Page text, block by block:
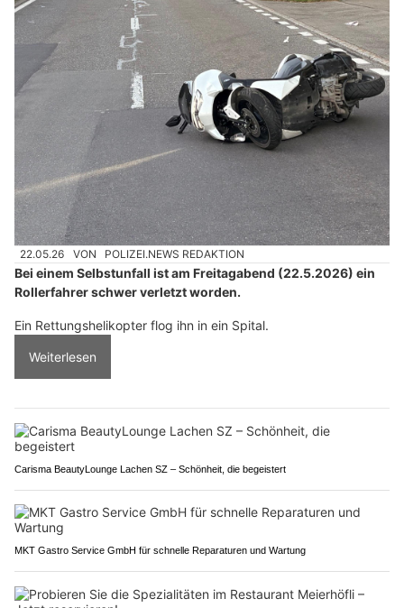
22.05.26 VON POLIZEI.NEWS REDAKTION
Bei einem Selbstunfall ist am Freitagabend (22.5.2026) ein
Rollerfahrer schwer verletzt worden.
Ein Rettungshelikopter flog ihn in ein Spital.
Weiterlesen
Carisma BeautyLounge Lachen SZ – Schönheit, die begeistert
MKT Gastro Service GmbH für schnelle Reparaturen und Wartung